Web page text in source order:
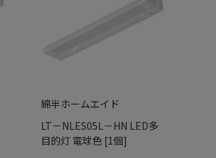
綿半ホームエイド
LT－NLES05L－HN LED多
目的灯 電球色 [1個]